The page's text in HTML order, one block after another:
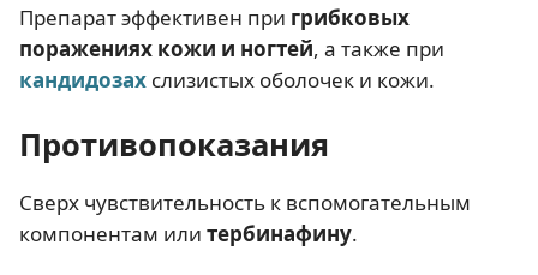
Препарат эффективен при грибковых
поражениях кожи и ногтей, а также при
кандидозах слизистых оболочек и кожи.
Противопоказания
Сверх чувствительность к вспомогательным
компонентам или тербинафину.